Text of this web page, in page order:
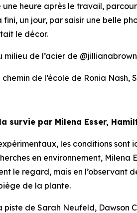
heure après le travail,
un jour, par saisir une belle
le décor.
milieu de l’acier de
chemin de l’école de Ronia Nash,
survie par Milena Esser,
les conditions sont
en environnement,
le regard, mais en l’observant
de la plante.
piste de Sarah Neufeld, Dawson